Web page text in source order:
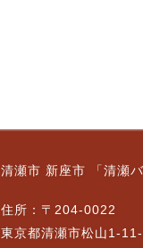
業です。ご予約状況
清瀬市 新座市 「清瀬
住所：〒204-0022
東京都清瀬市松山1-